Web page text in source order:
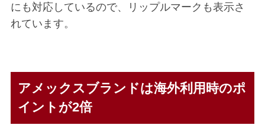
にも対応しているので、リップルマークも表示さ
れています。
アメックスブランドは海外利用時のポ
イントが2倍